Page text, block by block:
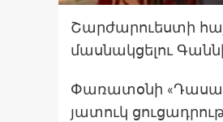
Շարժարուեստի
մասնակցելու
Փառատօնի
յատուկ